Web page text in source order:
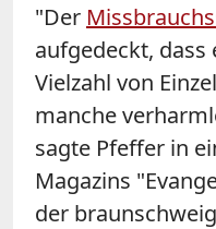
"Der
aufgedeckt, dass
Vielzahl von
manche
sagte Pfeffer in
Magazins
der